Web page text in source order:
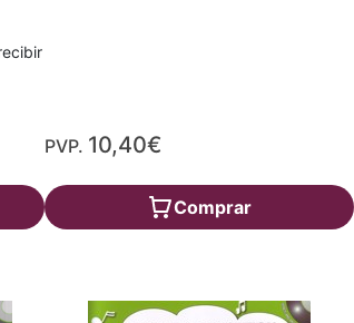
PVP. 10,40€
Comprar